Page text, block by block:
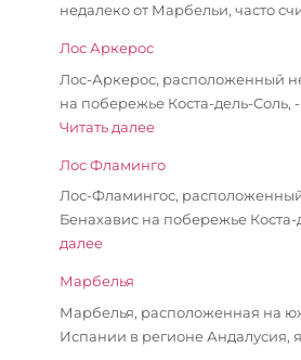
недалеко от Марбельи, часто
Лос Аркерос
Лос-Аркерос, расположенный
на побережье Коста-дель-Соль,
Читать далее
Лос Фламинго
Лос-Фламингос, расположенный
Бенахавис на побережье Коста-
далее
Марбелья
Марбелья, расположенная на
Испании в регионе Андалусия,